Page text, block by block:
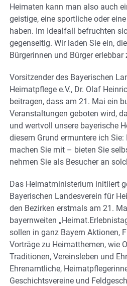
Heimaten kann man also auch
geistige, eine sportliche oder
haben. Im Idealfall befruchten
gegenseitig. Wir laden Sie ein,
Bürgerinnen und Bürger erlebbar
Vorsitzender des Bayerischen
Heimatpflege e.V., Dr. Olaf
beitragen, dass am 21. Mai ein
Veranstaltungen geboten wird,
und wertvoll unsere bayerische
diesem Grund ermuntere ich Sie:
machen Sie mit – bieten Sie
nehmen Sie als Besucher an
Das Heimatministerium initiiert
Bayerischen Landesverein für
den Bezirken erstmals am 21.
bayernweiten
sollen in ganz Bayern Aktionen,
Vorträge zu Heimatthemen, wie
Traditionen, Vereinsleben und
Ehrenamtliche,
Geschichtsvereine und